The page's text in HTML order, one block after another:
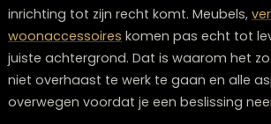
laten lijken, lichter of donkerder
stemming beïnvloeden wanneer je
Eendoordachte wandbekleding
interieurplan en werkt als het